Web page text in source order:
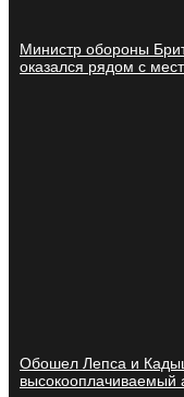
Министр обороны
оказался рядом с
Обошел Лепса и
высокооплачиваемый